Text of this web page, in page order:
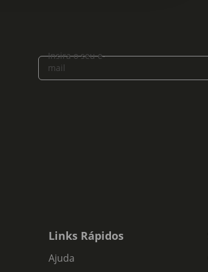
Insira o seu e-
mail
Links Rápidos
Ajuda